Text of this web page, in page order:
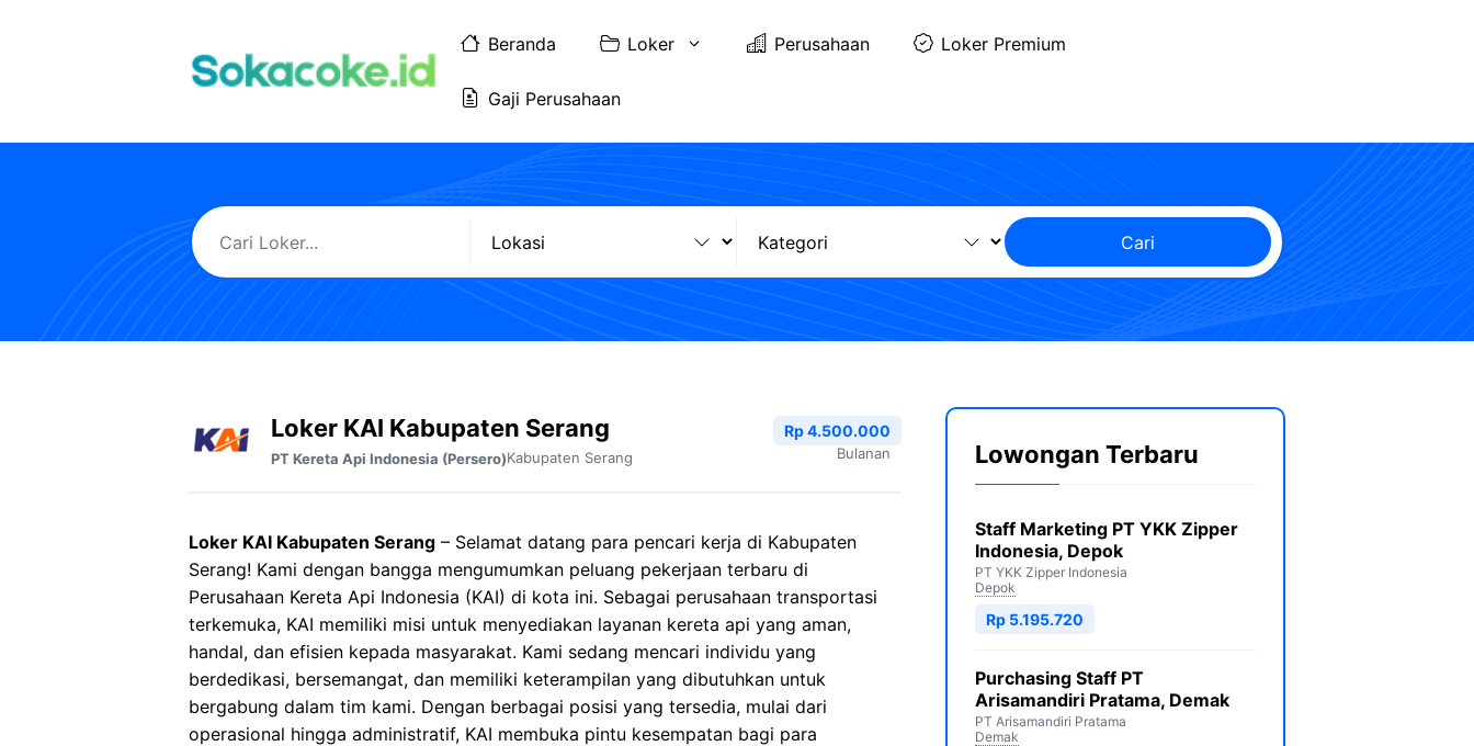
Beranda Loker Perusahaan Loker Premium
Gaji Perusahaan
Cari
Loker KAI Kabupaten Serang
PT Kereta Api Indonesia (Persero)Kabupaten Serang
Rp 4.500.000
Bulanan
Loker KAI Kabupaten Serang – Selamat datang para pencari kerja di Kabupaten
Serang! Kami dengan bangga mengumumkan peluang pekerjaan terbaru di
Perusahaan Kereta Api Indonesia (KAI) di kota ini. Sebagai perusahaan transportasi
terkemuka, KAI memiliki misi untuk menyediakan layanan kereta api yang aman,
handal, dan efisien kepada masyarakat. Kami sedang mencari individu yang
berdedikasi, bersemangat, dan memiliki keterampilan yang dibutuhkan untuk
bergabung dalam tim kami. Dengan berbagai posisi yang tersedia, mulai dari
operasional hingga administratif, KAI membuka pintu kesempatan bagi para
Lowongan Terbaru
Staff Marketing PT YKK Zipper
Indonesia, Depok
PT YKK Zipper Indonesia
Depok
Rp 5.195.720
Purchasing Staff PT
Arisamandiri Pratama, Demak
PT Arisamandiri Pratama
Demak